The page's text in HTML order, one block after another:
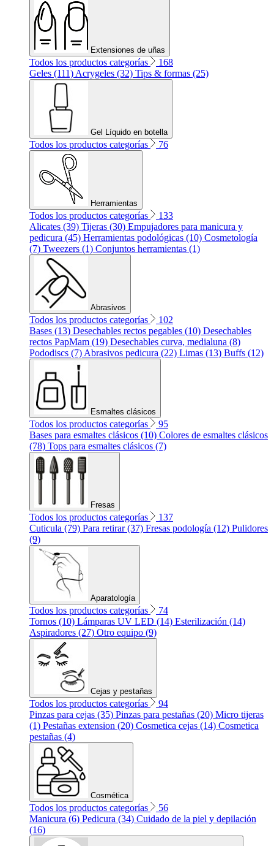
Extensiones de uñas
Todos los productos categorías
168
Geles (111) Acrygeles (32) Tips & formas (25)
Gel Líquido en botella
Todos los productos categorías 76
Herramientas
Todos los productos categorías
133
Alicates (39) Tijeras (30) Empujadores para manicura y
pedicura (45) Herramientas podológicas (10) Cosmetología
(7) Tweezers (1) Conjuntos herramientas (1)
Abrasivos
Todos los productos categorías
102
Bases (13) Desechables rectos pegables (10) Desechables
rectos PapMam (19) Desechables curva, medialuna (8)
Pododiscs (7) Abrasivos pedicura (22) Limas (13) Buffs (12)
Esmaltes clásicos
Todos los productos categorías
95
Bases para esmaltes clásicos (10) Colores de esmaltes clásicos
(78) Tops para esmaltes clásicos (7)
Fresas
Todos los productos categorías
137
Cuticula (79) Para retirar (37) Fresas podología (12) Pulidores
(9)
Aparatología
Todos los productos categorías
74
Tornos (10) Lámparas UV LED (14) Esterilización (14)
Aspiradores (27) Otro equipo (9)
Cejas y pestañas
Todos los productos categorías
94
Pinzas para cejas (35) Pinzas para pestañas (20) Micro tijeras
(1) Pestañas extension (20) Cosmetica cejas (14) Cosmetica
pestañas (4)
Cosmética
Todos los productos categorías
56
Manicura (6) Pedicura (34) Cuidado de la piel y depilación
(16)